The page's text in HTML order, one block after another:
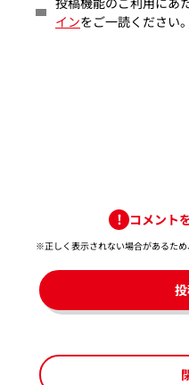
インをご一読ください。
コメント
※正しく表示されない場合があるため